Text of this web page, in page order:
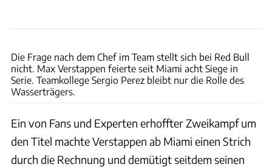
Die Frage nach dem Chef im Team stellt sich bei Red Bull
nicht. Max Verstappen feierte seit Miami acht Siege in
Serie. Teamkollege Sergio Perez bleibt nur die Rolle des
Wasserträgers.
Ein von Fans und Experten erhoffter Zweikampf um
den Titel machte Verstappen ab Miami einen Strich
durch die Rechnung und demütigt seitdem seinen